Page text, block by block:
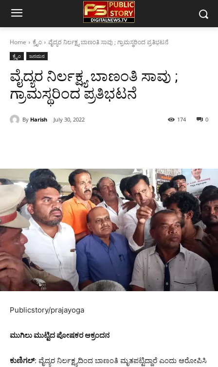
Home ಕ್ರೈಂ ವೈದ್ಯರ ನಿರ್ಲಕ್ಷ್ಯ ಬಾಣಂತಿ ಸಾವು ; ಗ್ರಾಮಸ್ಥರಿಂದ ಪ್ರತಿಭಟನೆ
ಕ್ರೈಂ ಜನಮನ
ವೈದ್ಯರ ನಿರ್ಲಕ್ಷ್ಯ ಬಾಣಂತಿ ಸಾವು ;
ಗ್ರಾಮಸ್ಥರಿಂದ ಪ್ರತಿಭಟನೆ
By Harish July 30, 2022 0
174
Publicstory/prajayoga
ಮುಗಿಲು ಮುಟ್ಟಿದ ಪೋಷಕರ ಆಕ್ರಂದನ
ಕುಣಿಗಲ್: ವೈದ್ಯರ ನಿರ್ಲಕ್ಷ್ಯದಿಂದ ಬಾಣಂತಿ ಮೃತಪಟ್ಟಿದ್ದಾರೆ ಎಂದು ಆರೋಪಿಸಿ